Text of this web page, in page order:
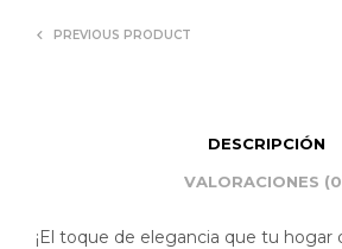
PREVIOUS PRODUCT
DESCRIPCIÓN
VALORACIONES
¡El toque de elegancia que tu hogar